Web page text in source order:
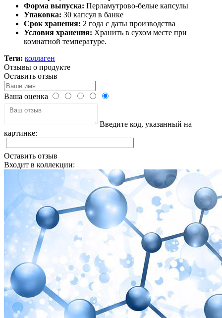
Форма выпуска: Перламутрово-белые капсулы
Упаковка: 30 капсул в банке
Срок хранения: 2 года с даты производства
Условия хранения: Хранить в сухом месте при
комнатной температуре.
Теги: коллаген
Отзывы о продукте
Оставить отзыв
Ваша оценка
Введите код, указанный на
картинке:
Оставить отзыв
Входит в коллекции: